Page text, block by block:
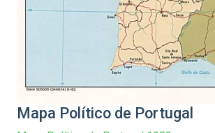
Mapa Político de Portugal